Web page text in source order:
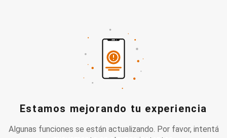
Estamos mejorando tu experiencia
Algunas funciones se están actualizando. Por favor, intentá